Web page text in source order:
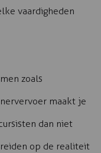
vaardigheden
zoals
maakt je
dan niet
op de realiteit